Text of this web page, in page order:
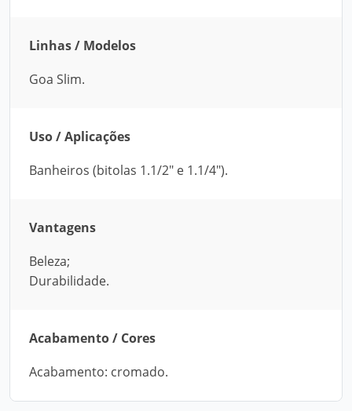
Linhas / Modelos
Goa Slim.
Uso / Aplicações
Banheiros (bitolas 1.1/2" e 1.1/4").
Vantagens
Beleza;
Durabilidade.
Acabamento / Cores
Acabamento: cromado.